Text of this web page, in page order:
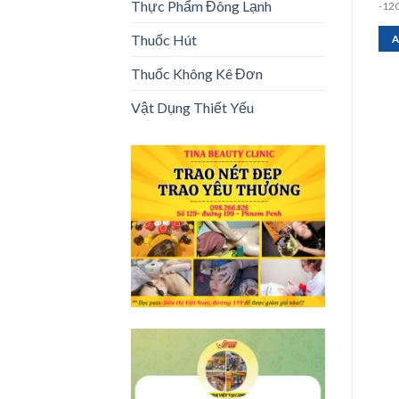
Thực Phẩm Đông Lạnh
Thuốc Hút
Thuốc Không Kê Đơn
Vật Dụng Thiết Yếu
-